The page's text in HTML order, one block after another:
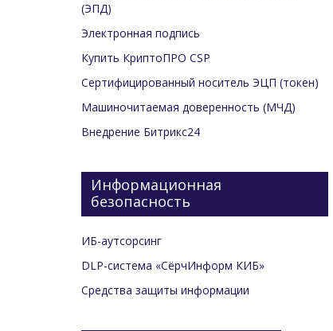
(ЭПД)
Электронная подпись
Купить КриптоПРО CSP
Сертифицированный носитель ЭЦП (токен)
Машиночитаемая доверенность (МЧД)
Внедрение Битрикс24
Информационная
безопасность
ИБ-аутсорсинг
DLP-система «СёрчИнформ КИБ»
Средства защиты информации